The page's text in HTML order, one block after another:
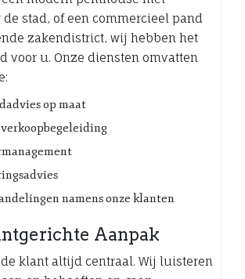
stad, of een commercieel pand
zakendistrict, wij hebben het
voor u. Onze diensten omvatten
op maat
namens onze klanten
Aanpak
klant altijd centraal. Wij luisteren